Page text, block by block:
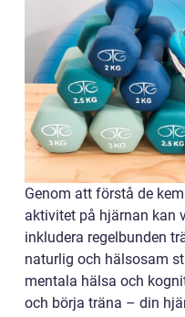
Genom att förstå de
aktivitet på hjärnan kan
inkludera regelbunden
naturlig och hälsosam
mentala hälsa och
och börja träna – din